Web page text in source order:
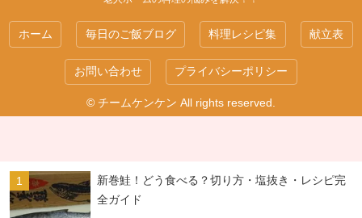
ホーム 毎日のご飯ブログ 料理レシピ集 献立表
お問い合わせ プライバシーポリシー
© チームケンケン All rights reserved.
新巻鮭！どう食べる？切り方・塩抜き・レシピ完
全ガイド